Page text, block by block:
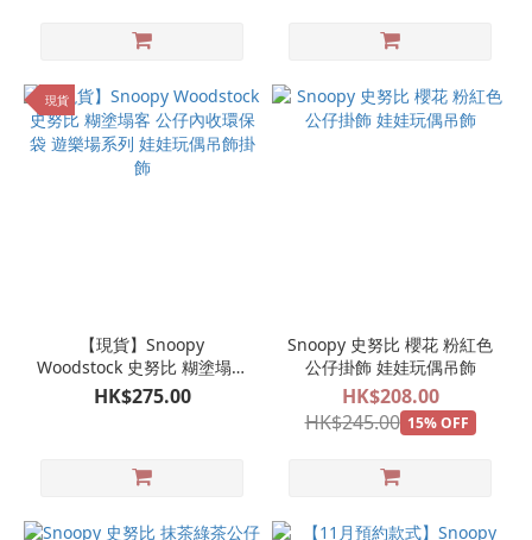
現貨
【現貨】Snoopy
Woodstock 史努比 糊塗塌客
公仔內收環保袋 遊樂場系列
娃娃玩偶吊飾掛飾
HK$275.00
Snoopy 史努比 櫻花 粉紅色
公仔掛飾 娃娃玩偶吊飾
HK$208.00
HK$245.00 15% OFF